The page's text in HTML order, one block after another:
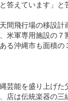
答えています」と
間飛行場の移設計
米軍専用施設の
る沖縄市も面積の
芸能を盛り上げた
店は伝統楽器の三